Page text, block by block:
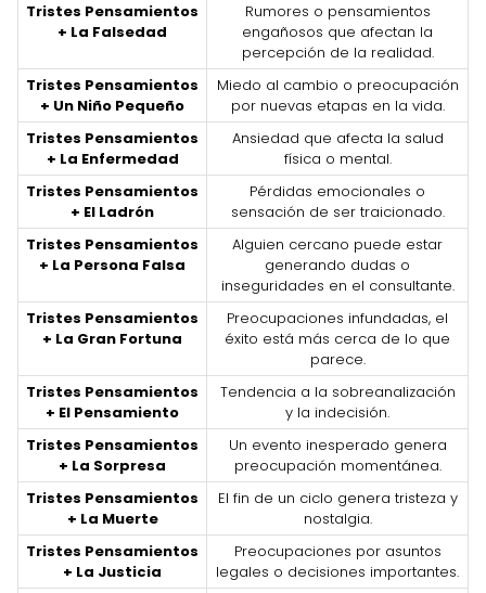
Tristes Pensamientos
+ La Falsedad
Rumores o pensamientos
engañosos que afectan la
percepción de la realidad.
Tristes Pensamientos
+ Un Niño Pequeño
Miedo al cambio o preocupación
por nuevas etapas en la vida.
Tristes Pensamientos
+ La Enfermedad
Ansiedad que afecta la salud
física o mental.
Tristes Pensamientos
+ El Ladrón
Pérdidas emocionales o
sensación de ser traicionado.
Tristes Pensamientos
+ La Persona Falsa
Alguien cercano puede estar
generando dudas o
inseguridades en el consultante.
Tristes Pensamientos
+ La Gran Fortuna
Preocupaciones infundadas, el
éxito está más cerca de lo que
parece.
Tristes Pensamientos
+ El Pensamiento
Tendencia a la sobreanalización
y la indecisión.
Tristes Pensamientos
+ La Sorpresa
Un evento inesperado genera
preocupación momentánea.
Tristes Pensamientos
+ La Muerte
El fin de un ciclo genera tristeza y
nostalgia.
Tristes Pensamientos
+ La Justicia
Preocupaciones por asuntos
legales o decisiones importantes.